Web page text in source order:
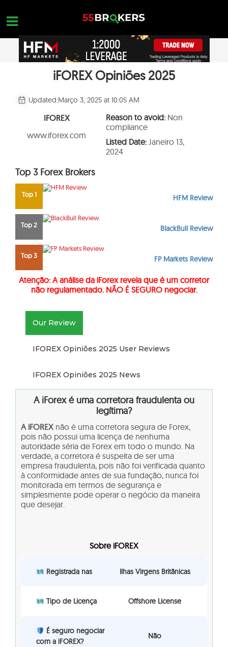
content
MELHOR CORRETORA PARA FOREX
EDUCAÇÃO EM FOREX
CONSULTAS DE NEGOCIAÇÃO
ABRA UMA CONTA GRATUITA
OPEN A FREE ACCOUNT
iFOREX Opiniões 2025
Updated:Março 3, 2025 at 10:05 AM
IFOREX
www.iforex.com
Reason to avoid:Non
compliance
Listed Date:Janeiro 13,
2024
Top 3 Forex Brokers
Top 1 HFM Review
Top 2 BlackBull Review
Top 3 FP Markets Review
Atenção: A análise da iForex revela que é um corretor
não regulamentado. NÃO É SEGURO negociar.
Our Review
IFOREX Opiniões 2025 User Reviews
IFOREX Opiniões 2025 News
A iForex é uma corretora fraudulenta ou
legítima?
A iFOREX não é uma corretora segura de Forex,
pois não possui uma licença de nenhuma
autoridade séria de Forex em todo o mundo. Na
verdade, a corretora é suspeita de ser uma
empresa fraudulenta, pois não foi verificada quanto
à conformidade antes de sua fundação, nunca foi
monitorada em termos de segurança e
simplesmente pode operar o negócio da maneira
que desejar.
Sobre iFOREX
Registrada nas Ilhas Virgens Britânicas
Tipo de Licença Offshore License
É seguro negociar
com a iFOREX?
Não